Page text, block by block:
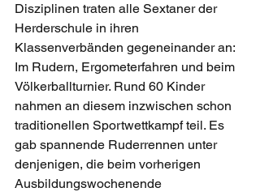
Disziplinen traten alle Sextaner der
Herderschule in ihren
Klassenverbänden gegeneinander an:
Im Rudern, Ergometerfahren und beim
Völkerballturnier. Rund 60 Kinder
nahmen an diesem inzwischen schon
traditionellen Sportwettkampf teil. Es
gab spannende Ruderrennen unter
denjenigen, die beim vorherigen
Ausbildungswochenende